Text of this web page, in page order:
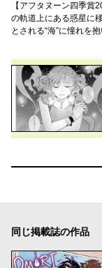
【アフタヌーン四季賞
の軌道上にある惑星に
とされる“海”に憧れを
同じ掲載誌の作品